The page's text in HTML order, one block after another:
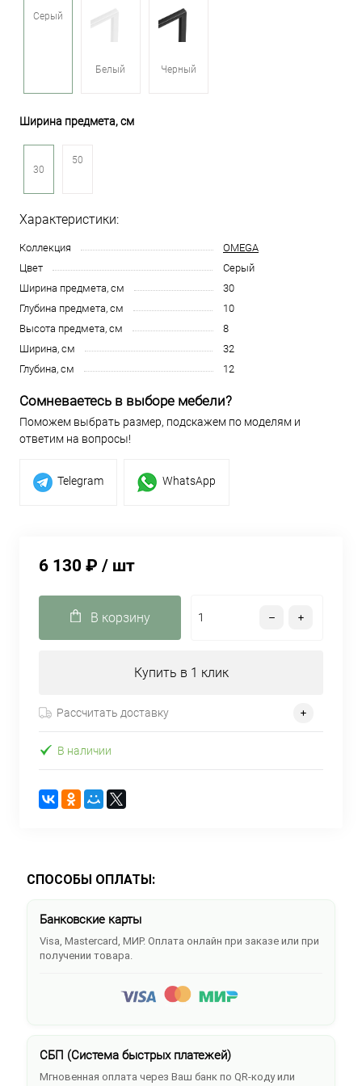
Серый
Белый Черный
Ширина предмета, см
30
50
Характеристики:
Коллекция
OMEGA
Цвет
Серый
Ширина предмета, см
30
Глубина предмета, см
10
Высота предмета, см
8
Ширина, см
32
Глубина, см
12
Сомневаетесь в выборе мебели?
Поможем выбрать размер, подскажем по моделям и
ответим на вопросы!
Telegram WhatsApp
6 130 ₽ / шт
В корзину
Купить в 1 клик
Рассчитать доставку
В наличии
СПОСОБЫ ОПЛАТЫ:
Банковские карты
Visa, Mastercard, МИР. Оплата онлайн при заказе или при
получении товара.
СБП (Система быстрых платежей)
Мгновенная оплата через Ваш банк по QR-коду или